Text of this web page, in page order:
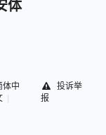
体
体中
投诉举
报